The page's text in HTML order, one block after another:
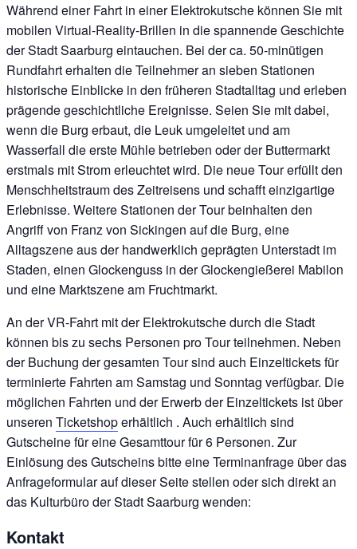
Während einer Fahrt in einer Elektrokutsche können Sie mit
mobilen Virtual-Reality-Brillen in die spannende Geschichte
der Stadt Saarburg eintauchen. Bei der ca. 50-minütigen
Rundfahrt erhalten die Teilnehmer an sieben Stationen
historische Einblicke in den früheren Stadtalltag und erleben
prägende geschichtliche Ereignisse. Seien Sie mit dabei,
wenn die Burg erbaut, die Leuk umgeleitet und am
Wasserfall die erste Mühle betrieben oder der Buttermarkt
erstmals mit Strom erleuchtet wird. Die neue Tour erfüllt den
Menschheitstraum des Zeitreisens und schafft einzigartige
Erlebnisse. Weitere Stationen der Tour beinhalten den
Angriff von Franz von Sickingen auf die Burg, eine
Alltagszene aus der handwerklich geprägten Unterstadt im
Staden, einen Glockenguss in der Glockengießerei Mabilon
und eine Marktszene am Fruchtmarkt.
An der VR-Fahrt mit der Elektrokutsche durch die Stadt
können bis zu sechs Personen pro Tour teilnehmen. Neben
der Buchung der gesamten Tour sind auch Einzeltickets für
terminierte Fahrten am Samstag und Sonntag verfügbar. Die
möglichen Fahrten und der Erwerb der Einzeltickets ist über
unseren Ticketshoperhältlich . Auch erhältlich sind
Gutscheine für eine Gesamttour für 6 Personen. Zur
Einlösung des Gutscheins bitte eine Terminanfrage über das
Anfrageformular auf dieser Seite stellen oder sich direkt an
das Kulturbüro der Stadt Saarburg wenden:
Kontakt